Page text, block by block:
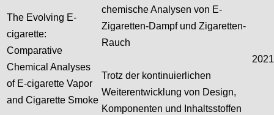
The Evolving E-
cigarette:
Comparative
Chemical Analyses
of E-cigarette Vapor
and Cigarette Smoke
chemische Analysen von E-
Zigaretten-Dampf und Zigaretten-
Rauch
Trotz der kontinuierlichen
Weiterentwicklung von Design,
Komponenten und Inhaltsstoffen
2021